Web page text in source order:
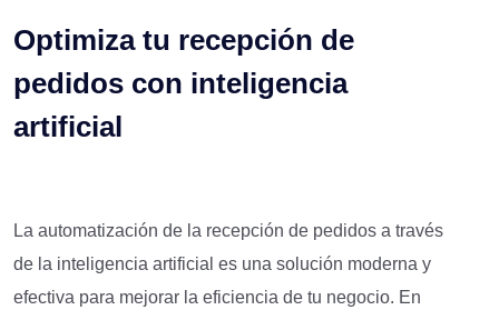
Optimiza tu recepción de
pedidos con inteligencia
artificial
La automatización de la recepción de pedidos a través
de la inteligencia artificial es una solución moderna y
efectiva para mejorar la eficiencia de tu negocio. En